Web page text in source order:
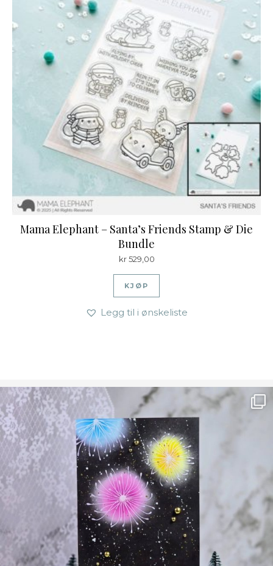
Mama Elephant – Santa’s Friends Stamp & Die
Bundle
kr529,00
KJØP
Legg til i ønskeliste
Ønsk